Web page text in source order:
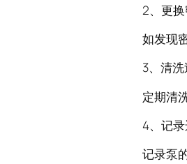
2、更换
如发现
3、清洗
定期清
4、记录
记录泵